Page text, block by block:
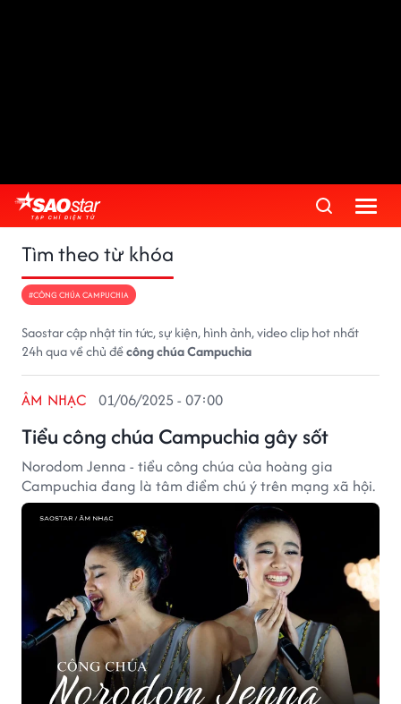
Tìm theo từ khóa
#CÔNG CHÚA CAMPUCHIA
Saostar cập nhật tin tức, sự kiện, hình ảnh, video clip hot nhất
24h qua về chủ đềcông chúa Campuchia
Tiểu công chúa Campuchia gây sốt
ÂM NHẠC 01/06/2025 - 07:00
Norodom Jenna - tiểu công chúa của hoàng gia
Campuchia đang là tâm điểm chú ý trên mạng xã hội.